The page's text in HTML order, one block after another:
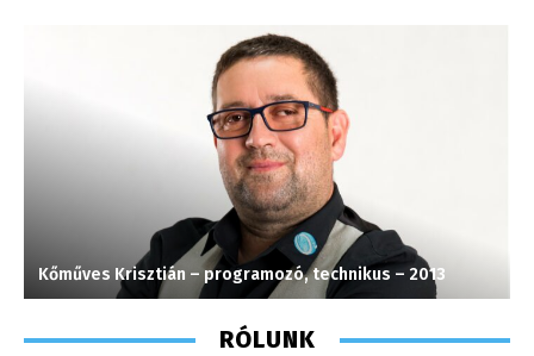
Kőműves Krisztián – programozó, technikus – 2013
RÓLUNK